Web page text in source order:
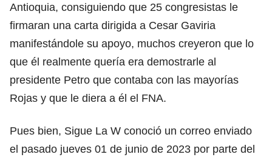
Antioquia, consiguiendo que 25 congresistas le
firmaran una carta dirigida a Cesar Gaviria
manifestándole su apoyo, muchos creyeron que lo
que él realmente quería era demostrarle al
presidente Petro que contaba con las mayorías
Rojas y que le diera a él el FNA.
Pues bien, Sigue La W conoció un correo enviado
el pasado jueves 01 de junio de 2023 por parte del